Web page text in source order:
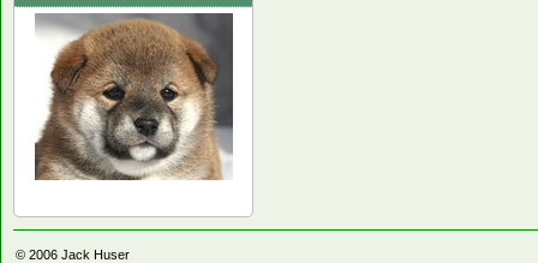
© 2006 Jack Huser